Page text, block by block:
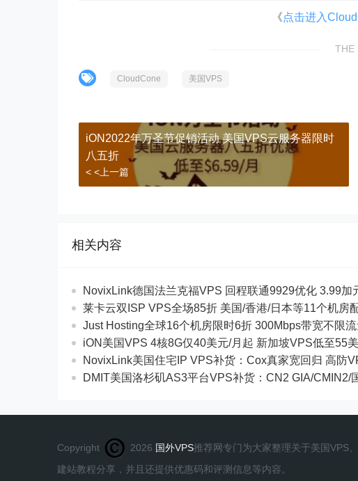
《点击进入
THE
CloudCone 美国VPS
iON2022年万圣节促销活动 美国VPS云服务器限时
八五折
< <上一篇
相关内容
NovixLink德国法兰克福VPS 回程联通9929优化 3.99加
莱卡云双ISP VPS全场85折 美国/香港/日本等11个机房
Just Hosting全球16个机房限时6折 300Mbps带宽不限
iON美国VPS 4核8G仅40美元/月起 新加坡VPS低至55
NovixLink美国住宅IP VPS补货：Cox真家宽回归 高防
DMIT美国洛杉矶AS3平台VPS补货：CN2 GIA/CMIN2/
Copyright 2026 国外VPS推荐网专门为大家整理关于美国VPS
建站教程分享，并且还提供优惠码和评测信息等内容。